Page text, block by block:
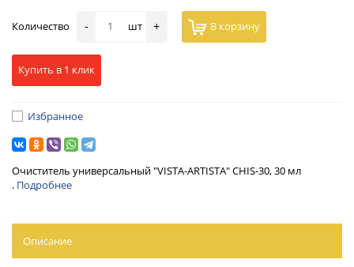
Количество - шт + В корзину
Купить в 1 клик
Избранное
Очиститель универсальный "VISTA-ARTISTA" CHIS-30, 30 мл
. Подробнее
Описание